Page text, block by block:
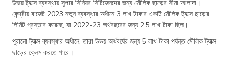
উভয় ট্যাক্স ব্যবস্থায় সুপার সিনিয়র সিটিজেনদের জন্য মৌলিক ছাড়ের সীমা আলাদা।
কেন্দ্রীয় বাজেট 2023 নতুন ব্যবস্থার অধীনে 3 লাখ টাকার একটি মৌলিক ট্যাক্স ছাড়ের
লিমিট প্রস্তাব করেছে, যা 2022-23 অর্থবছরের জন্য 2.5 লাখ টাকা ছিল।
পুরানো ট্যাক্স ব্যবস্থার অধীনে, তারা উভয় অর্থবর্ষের জন্য 5 লাখ টাকা পর্যন্ত মৌলিক ট্যাক্স
ছাড়ের ক্লেম করতে পারে।